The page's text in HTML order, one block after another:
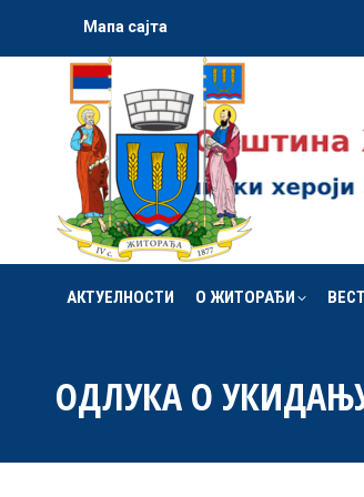
Мапа сајта
АКТУЕЛНОСТИ О ЖИТОРАЂИ
ОДЛУКА О
АКТУЕЛНОСТИ